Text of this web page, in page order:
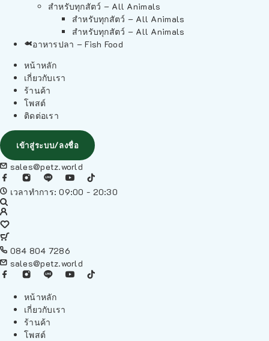
สำหรับทุกสัตว์ – All Animals
สำหรับทุกสัตว์ – All Animals
สำหรับทุกสัตว์ – All Animals
อาหารปลา – Fish Food
หน้าหลัก
เกี่ยวกับเรา
ร้านค้า
โพสต์
ติดต่อเรา
เข้าสู่ระบบ/ลงชื่อ
sales@petz.world
เวลาทำการ: 09:00 - 20:30
084 804 7286
sales@petz.world
หน้าหลัก
เกี่ยวกับเรา
ร้านค้า
โพสต์